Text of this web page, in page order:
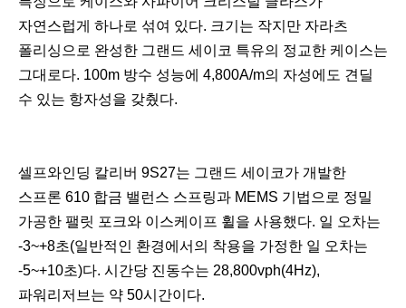
자연스럽게 하나로 섞여 있다. 크기는 작지만 자라츠
폴리싱으로 완성한 그랜드 세이코 특유의 정교한 케이스는
그대로다. 100m 방수 성능에 4,800A/m의 자성에도 견딜
수 있는 항자성을 갖췄다.
셀프와인딩 칼리버 9S27는 그랜드 세이코가 개발한
스프론 610 합금 밸런스 스프링과 MEMS 기법으로 정밀
가공한 팰릿 포크와 이스케이프 휠을 사용했다. 일 오차는
-3~+8초(일반적인 환경에서의 착용을 가정한 일 오차는
-5~+10초)다. 시간당 진동수는 28,800vph(4Hz),
파워리저브는 약 50시간이다.